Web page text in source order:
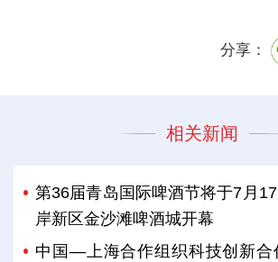
分享：
相关新闻
第36届青岛国际啤酒节将于7月
岸新区金沙滩啤酒城开幕
中国—上海合作组织科技创新合